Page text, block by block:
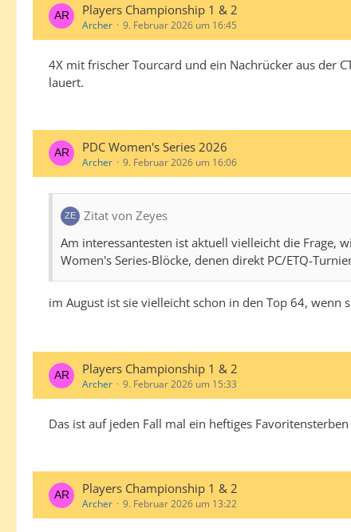
Players Championship 1 & 2
Archer 9. Februar 2026 um 16:45
4X mit frischer Tourcard und ein Nachrücker aus der
lauert.
PDC Women's Series 2026
Archer 9. Februar 2026 um 16:06
Zitat von Zeyes
Am interessantesten ist aktuell vielleicht die Frage,
Women's Series-Blöcke, denen direkt PC/ETQ-
im August ist sie vielleicht schon in den Top 64, wenn
Players Championship 1 & 2
Archer 9. Februar 2026 um 15:33
Das ist auf jeden Fall mal ein heftiges
Players Championship 1 & 2
Archer 9. Februar 2026 um 13:22